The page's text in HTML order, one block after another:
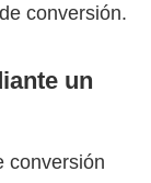
conversión.
un
conversión